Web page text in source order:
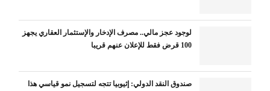
لوجود عجز مالي.. مصرف الإدخار والإستثمار العقاري يجهز
100 قرض فقط للإعلان عنهم قريبا
صندوق النقد الدولي: إثيوبيا تتجه لتسجيل نمو قياسي هذا